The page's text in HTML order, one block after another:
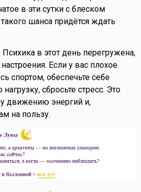
в эти сутки с блеском
шанса придётся ждать
Психика в этот день перегружена,
Если у вас плохое
спортом, обеспечьте себе
сбросьте стресс. Это
движению энергий и,
на пользу.